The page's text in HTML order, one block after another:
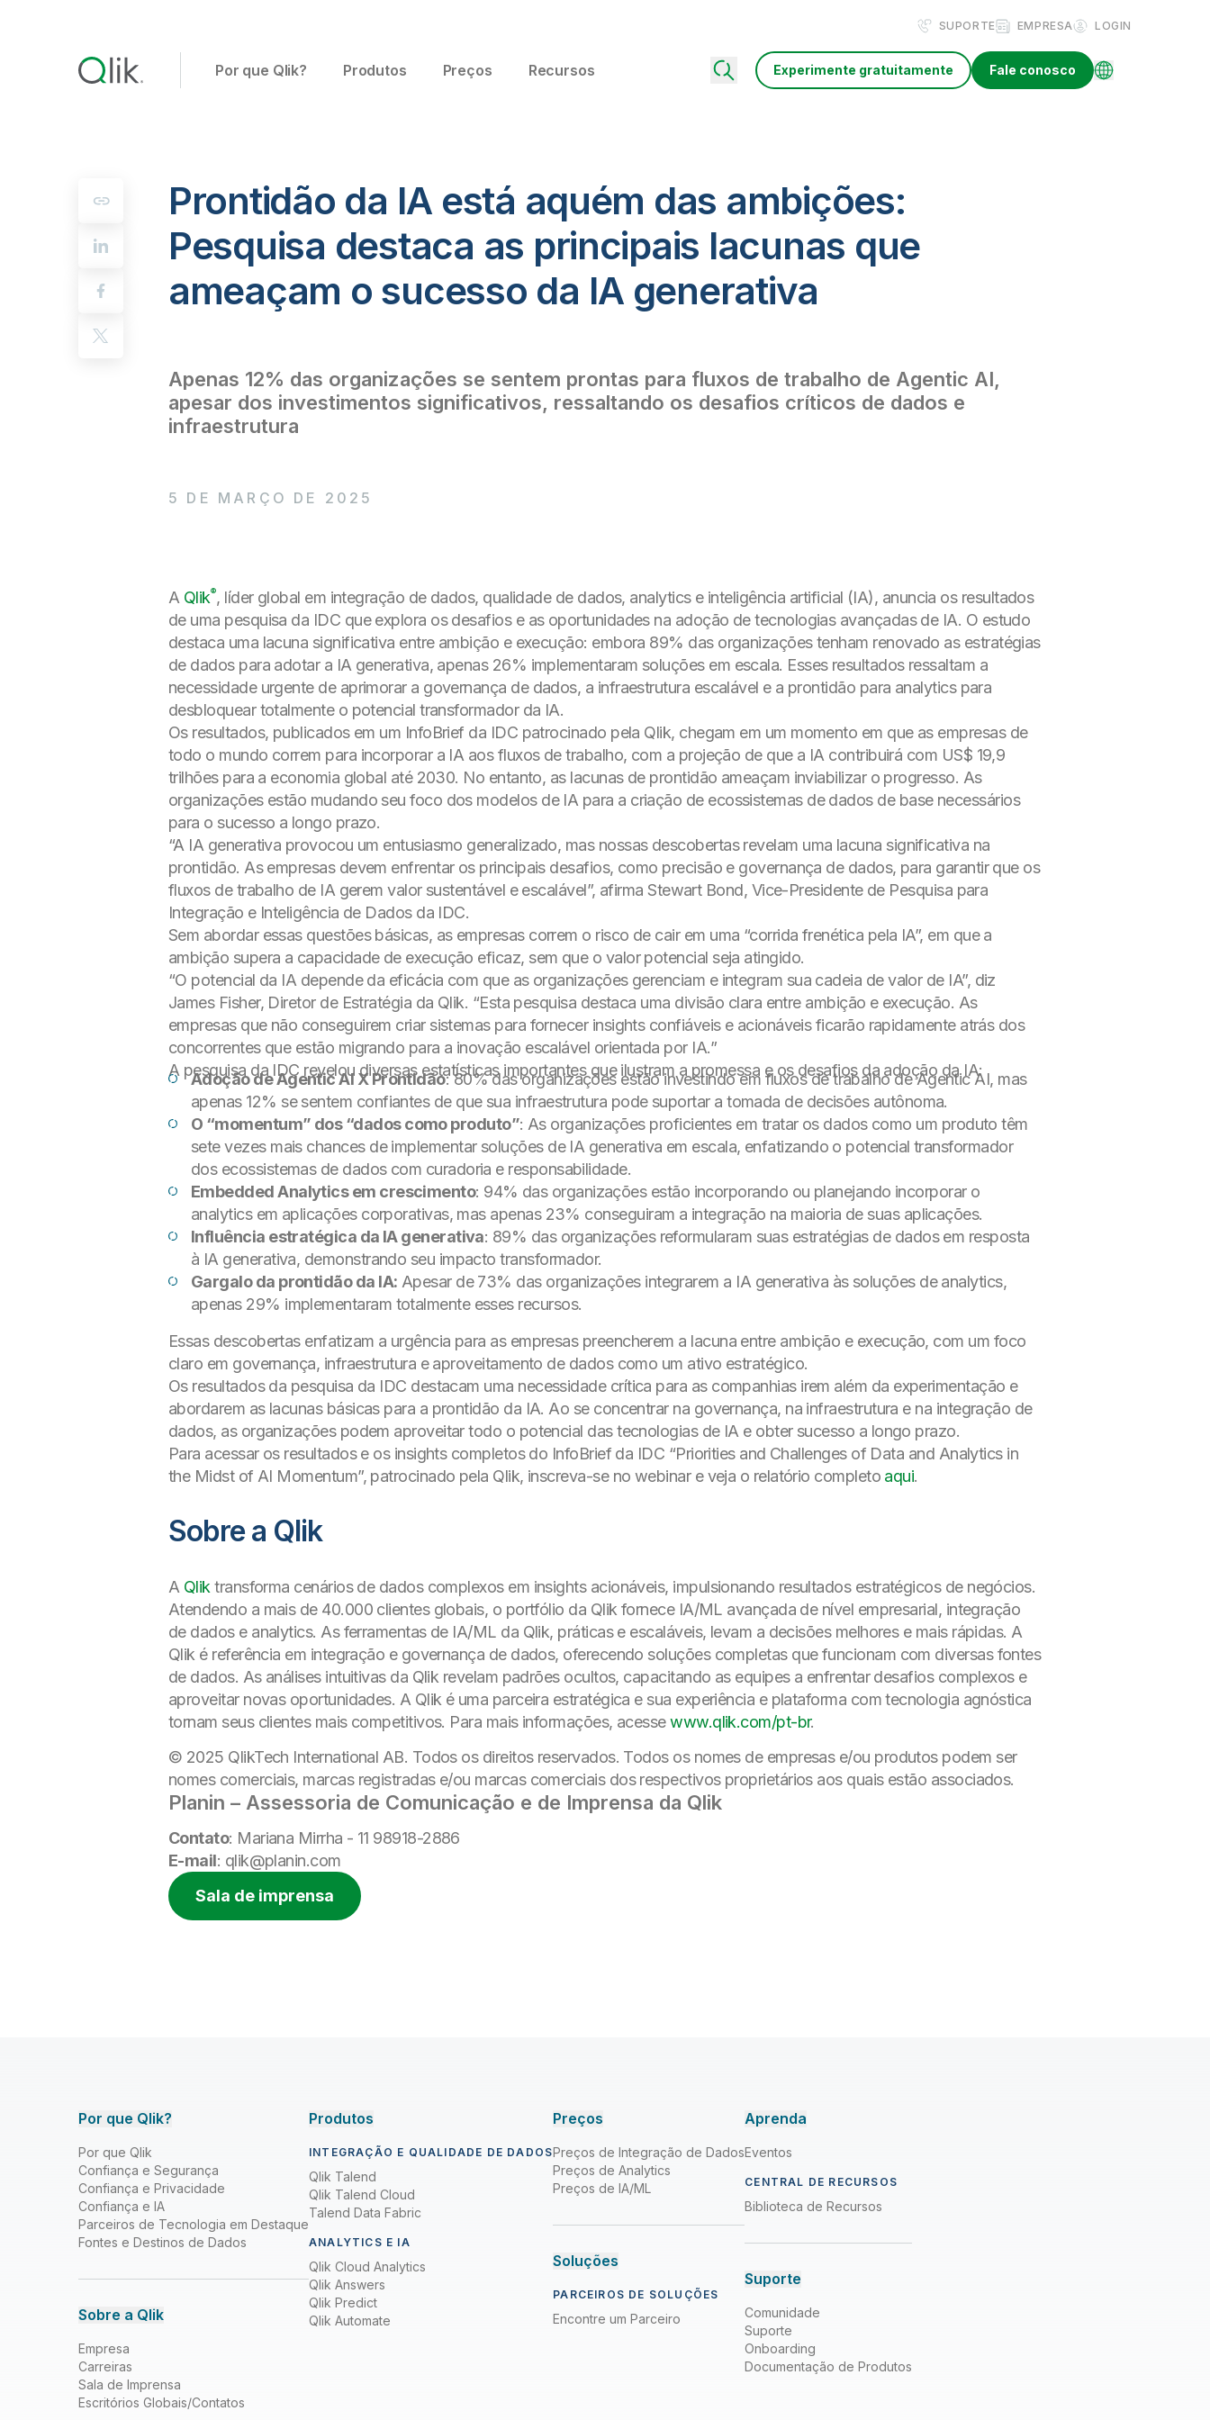
SUPORTE EMPRESA LOGIN
Por que Qlik? Produtos Preços Recursos Experimente gratuitamente Fale conosco
Prontidão da IA está aquém das ambições:
Pesquisa destaca as principais lacunas que
ameaçam o sucesso da IA generativa
Apenas 12% das organizações se sentem prontas para fluxos de trabalho de Agentic AI,
apesar dos investimentos significativos, ressaltando os desafios críticos de dados e
infraestrutura
5 DE MARÇO DE 2025
A Qlik®, líder global em integração de dados, qualidade de dados, analytics e inteligência artificial (IA), anuncia os resultados
de uma pesquisa da IDC que explora os desafios e as oportunidades na adoção de tecnologias avançadas de IA. O estudo
destaca uma lacuna significativa entre ambição e execução: embora 89% das organizações tenham renovado as estratégias
de dados para adotar a IA generativa, apenas 26% implementaram soluções em escala. Esses resultados ressaltam a
necessidade urgente de aprimorar a governança de dados, a infraestrutura escalável e a prontidão para analytics para
desbloquear totalmente o potencial transformador da IA.
Os resultados, publicados em um InfoBrief da IDC patrocinado pela Qlik, chegam em um momento em que as empresas de
todo o mundo correm para incorporar a IA aos fluxos de trabalho, com a projeção de que a IA contribuirá com US$ 19,9
trilhões para a economia global até 2030. No entanto, as lacunas de prontidão ameaçam inviabilizar o progresso. As
organizações estão mudando seu foco dos modelos de IA para a criação de ecossistemas de dados de base necessários
para o sucesso a longo prazo.
“A IA generativa provocou um entusiasmo generalizado, mas nossas descobertas revelam uma lacuna significativa na
prontidão. As empresas devem enfrentar os principais desafios, como precisão e governança de dados, para garantir que os
fluxos de trabalho de IA gerem valor sustentável e escalável”, afirma Stewart Bond, Vice-Presidente de Pesquisa para
Integração e Inteligência de Dados da IDC.
Sem abordar essas questões básicas, as empresas correm o risco de cair em uma “corrida frenética pela IA”, em que a
ambição supera a capacidade de execução eficaz, sem que o valor potencial seja atingido.
“O potencial da IA depende da eficácia com que as organizações gerenciam e integram sua cadeia de valor de IA”, diz
James Fisher, Diretor de Estratégia da Qlik. “Esta pesquisa destaca uma divisão clara entre ambição e execução. As
empresas que não conseguirem criar sistemas para fornecer insights confiáveis e acionáveis ficarão rapidamente atrás dos
concorrentes que estão migrando para a inovação escalável orientada por IA.”
A pesquisa da IDC revelou diversas estatísticas importantes que ilustram a promessa e os desafios da adoção da IA:
Adoção de Agentic AI X Prontidão: 80% das organizações estão investindo em fluxos de trabalho de Agentic AI, mas
apenas 12% se sentem confiantes de que sua infraestrutura pode suportar a tomada de decisões autônoma.
O “momentum” dos “dados como produto”: As organizações proficientes em tratar os dados como um produto têm
sete vezes mais chances de implementar soluções de IA generativa em escala, enfatizando o potencial transformador
dos ecossistemas de dados com curadoria e responsabilidade.
Embedded Analytics em crescimento: 94% das organizações estão incorporando ou planejando incorporar o
analytics em aplicações corporativas, mas apenas 23% conseguiram a integração na maioria de suas aplicações.
Influência estratégica da IA generativa: 89% das organizações reformularam suas estratégias de dados em resposta
à IA generativa, demonstrando seu impacto transformador.
Gargalo da prontidão da IA: Apesar de 73% das organizações integrarem a IA generativa às soluções de analytics,
apenas 29% implementaram totalmente esses recursos.
Essas descobertas enfatizam a urgência para as empresas preencherem a lacuna entre ambição e execução, com um foco
claro em governança, infraestrutura e aproveitamento de dados como um ativo estratégico.
Os resultados da pesquisa da IDC destacam uma necessidade crítica para as companhias irem além da experimentação e
abordarem as lacunas básicas para a prontidão da IA. Ao se concentrar na governança, na infraestrutura e na integração de
dados, as organizações podem aproveitar todo o potencial das tecnologias de IA e obter sucesso a longo prazo.
Para acessar os resultados e os insights completos do InfoBrief da IDC “Priorities and Challenges of Data and Analytics in
the Midst of AI Momentum”, patrocinado pela Qlik, inscreva-se no webinar e veja o relatório completo aqui.
Sobre a Qlik
A Qlik transforma cenários de dados complexos em insights acionáveis, impulsionando resultados estratégicos de negócios.
Atendendo a mais de 40.000 clientes globais, o portfólio da Qlik fornece IA/ML avançada de nível empresarial, integração
de dados e analytics. As ferramentas de IA/ML da Qlik, práticas e escaláveis, levam a decisões melhores e mais rápidas. A
Qlik é referência em integração e governança de dados, oferecendo soluções completas que funcionam com diversas fontes
de dados. As análises intuitivas da Qlik revelam padrões ocultos, capacitando as equipes a enfrentar desafios complexos e
aproveitar novas oportunidades. A Qlik é uma parceira estratégica e sua experiência e plataforma com tecnologia agnóstica
tornam seus clientes mais competitivos. Para mais informações, acessewww.qlik.com/pt-br.
© 2025 QlikTech International AB. Todos os direitos reservados. Todos os nomes de empresas e/ou produtos podem ser
nomes comerciais, marcas registradas e/ou marcas comerciais dos respectivos proprietários aos quais estão associados.
Planin – Assessoria de Comunicação e de Imprensa da Qlik
Contato: Mariana Mirrha - 11 98918-2886
E-mail: qlik@planin.com
Sala de imprensa
Por que Qlik?
Por que Qlik
Confiança e Segurança
Confiança e Privacidade
Confiança e IA
Parceiros de Tecnologia em Destaque
Fontes e Destinos de Dados
Sobre a Qlik
Empresa
Carreiras
Sala de Imprensa
Escritórios Globais/Contatos
Produtos
INTEGRAÇÃO E QUALIDADE DE DADOS
Qlik Talend
Qlik Talend Cloud
Talend Data Fabric
ANALYTICS E IA
Qlik Cloud Analytics
Qlik Answers
Qlik Predict
Qlik Automate
Preços
Preços de Integração de Dados
Preços de Analytics
Preços de IA/ML
Soluções
PARCEIROS DE SOLUÇÕES
Encontre um Parceiro
Aprenda
Eventos
CENTRAL DE RECURSOS
Biblioteca de Recursos
Suporte
Comunidade
Suporte
Onboarding
Documentação de Produtos